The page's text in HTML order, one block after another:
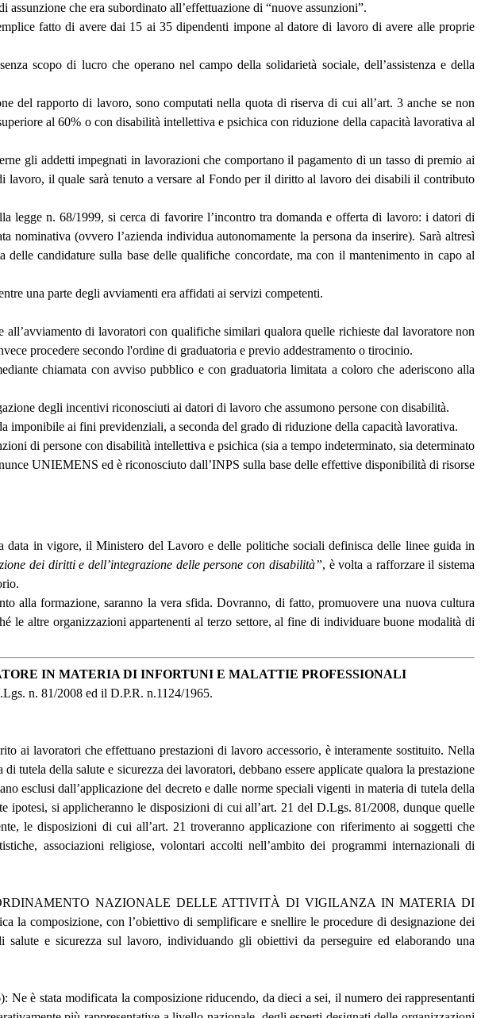
che era subordinato all’effettuazione di “nuove assunzioni”.
fatto di avere dai 15 ai 35 dipendenti impone al datore di lavoro di avere alle proprie
scopo di lucro che operano nel campo della solidarietà sociale, dell’assistenza e della
del rapporto di lavoro, sono computati nella quota di riserva di cui all’art. 3 anche se non
al 60% o con disabilità intellettiva e psichica con riduzione della capacità lavorativa al
gli addetti impegnati in lavorazioni che comportano il pagamento di un tasso di premio ai
lavoro, il quale sarà tenuto a versare al Fondo per il diritto al lavoro dei disabili il contributo
legge n. 68/1999, si cerca di favorire l’incontro tra domanda e offerta di lavoro: i datori di
(ovvero l’azienda individua autonomamente la persona da inserire). Sarà altresì
candidature sulla base delle qualifiche concordate, ma con il mantenimento in capo al
una parte degli avviamenti era affidati ai servizi competenti.
di lavoratori con qualifiche similari qualora quelle richieste dal lavoratore non
procedere secondo l'ordine di graduatoria e previo addestramento o tirocinio.
chiamata con avviso pubblico e con graduatoria limitata a coloro che aderiscono alla
degli incentivi riconosciuti ai datori di lavoro che assumono persone con disabilità.
imponibile ai fini previdenziali, a seconda del grado di riduzione della capacità lavorativa.
di persone con disabilità intellettiva e psichica (sia a tempo indeterminato, sia determinato
UNIEMENS ed è riconosciuto dall’INPS sulla base delle effettive disponibilità di risorse
data in vigore, il Ministero del Lavoro e delle politiche sociali definisca delle linee guida in
dei diritti e dell’integrazione delle persone con disabilità”, è volta a rafforzare il sistema
alla formazione, saranno la vera sfida. Dovranno, di fatto, promuovere una nuova cultura
le altre organizzazioni appartenenti al terzo settore, al fine di individuare buone modalità di
IN MATERIA DI INFORTUNI E MALATTIE PROFESSIONALI
n. 81/2008 ed il D.P.R. n.1124/1965.
lavoratori che effettuano prestazioni di lavoro accessorio, è interamente sostituito. Nella
della salute e sicurezza dei lavoratori, debbano essere applicate qualora la prestazione
esclusi dall’applicazione del decreto e dalle norme speciali vigenti in materia di tutela della
ipotesi, si applicheranno le disposizioni di cui all’art. 21 del D.Lgs. 81/2008, dunque quelle
le disposizioni di cui all’art. 21 troveranno applicazione con riferimento ai soggetti che
associazioni religiose, volontari accolti nell’ambito dei programmi internazionali di
NAZIONALE DELLE ATTIVITÀ DI VIGILANZA IN MATERIA DI
composizione, con l’obiettivo di semplificare e snellire le procedure di designazione dei
e sicurezza sul lavoro, individuando gli obiettivi da perseguire ed elaborando una
stata modificata la composizione riducendo, da dieci a sei, il numero dei rappresentanti